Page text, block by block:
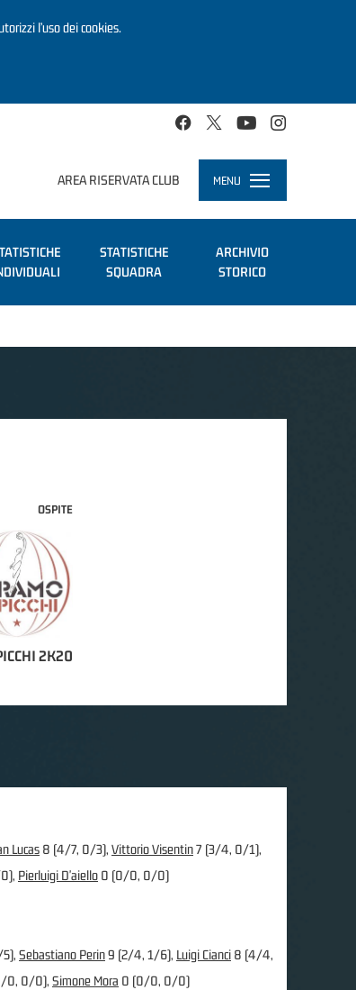
l’uso dei cookies.
AREA RISERVATA CLUB MENU
Toggle
navigation
STATISTICHE
SQUADRA
ARCHIVIO
STORICO
OSPITE
2K20
Lucas 8 (4/7, 0/3), Vittorio Visentin7 (3/4, 0/1),
Pierluigi D'aiello 0 (0/0, 0/0)
Sebastiano Perin9 (2/4, 1/6), Luigi Cianci 8 (4/4,
0, 0/0), Simone Mora 0 (0/0, 0/0)